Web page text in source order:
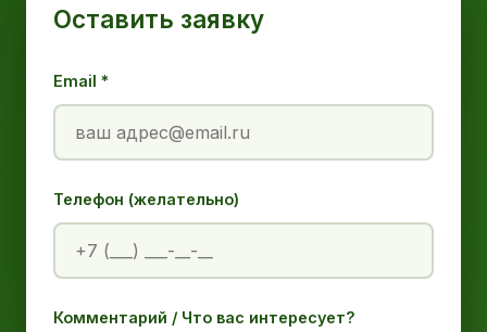
Оставить заявку
Email *
Телефон (желательно)
Комментарий / Что вас интересует?